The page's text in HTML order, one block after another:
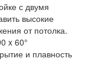
с двумя
высокие
от потолка.
x 60°
и плавность